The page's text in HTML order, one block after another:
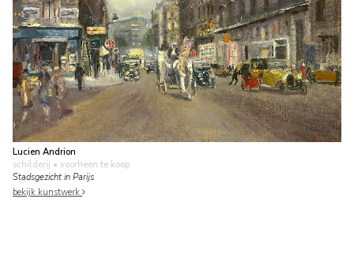
Lucien Andrion
schilderij • voorheen te koop
Stadsgezicht in Parijs
bekijk kunstwerk